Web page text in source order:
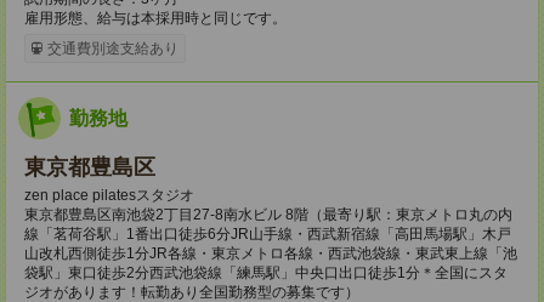
雇用形態、給与は本採用時と同じです。
交通費別途支給あり
勤務地
東京都豊島区
zen place pilatesスタジオ
東京都豊島区南池袋2丁目27-8南水ビル 8階（最寄り駅：東京メトロ丸の内
線「茗荷谷駅」1番出口徒歩6分JR山手線・西武新宿線「高田馬場駅」木戸
山改札西側徒歩1分JR各線・東京メトロ各線・西武池袋線・東武東上線「池
袋駅」東口徒歩2分西武池袋線「練馬駅」中央口出口徒歩1分＊全国にスタ
ジオがあります！転勤あり全国勤務型の募集です）